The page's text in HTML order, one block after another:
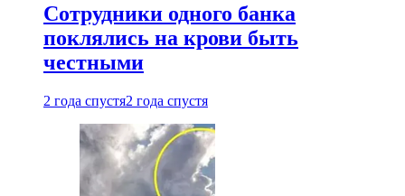
Сотрудники одного банка
поклялись на крови быть
честными
2 года спустя2 года спустя